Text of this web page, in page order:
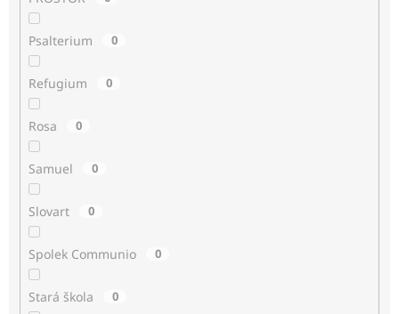
Psalterium 0
Refugium 0
Rosa 0
Samuel 0
Slovart 0
Spolek Communio 0
Stará škola 0